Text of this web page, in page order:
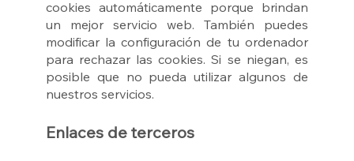
cookies automáticamente porque brindan
un mejor servicio web. También puedes
modificar la configuración de tu ordenador
para rechazar las cookies. Si se niegan, es
posible que no pueda utilizar algunos de
nuestros servicios.
Enlaces de terceros